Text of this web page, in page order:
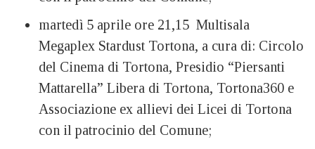
martedì 5 aprile ore 21,15 Multisala
Megaplex Stardust Tortona, a cura di: Circolo
del Cinema di Tortona, Presidio “Piersanti
Mattarella” Libera di Tortona, Tortona360 e
Associazione ex allievi dei Licei di Tortona
con il patrocinio del Comune;